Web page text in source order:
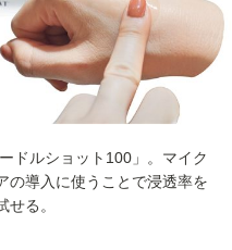
ドルショット100」。マイク
の導入に使うことで浸透率を
る。